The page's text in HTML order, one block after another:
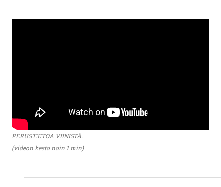
PERUSTIETOA VIINISTÄ.
(videon kesto noin 1 min)